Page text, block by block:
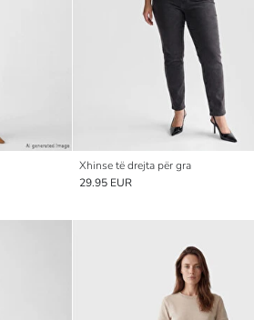
Xhinse të drejta për gra
29.95 EUR